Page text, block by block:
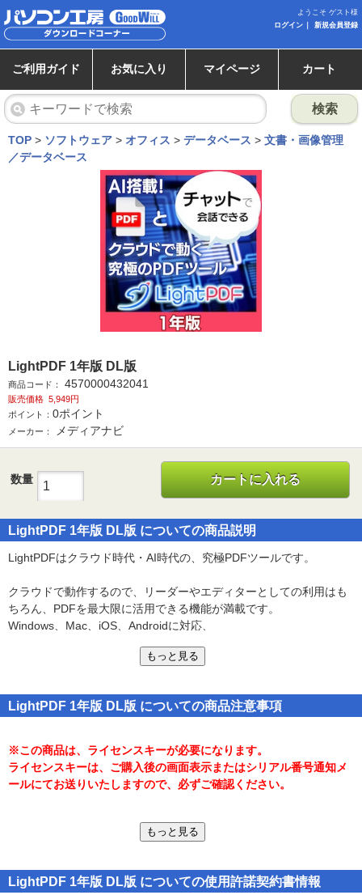
ようこそ ゲスト様
ログイン
新規会員登録
ご利用ガイド お気に入り マイページ カート
検索
TOP > ソフトウェア > オフィス > データベース > 文書・画像管理
／データベース
LightPDF 1年版 DL版
商品コード： 4570000432041
販売価格 5,949円
ポイント： 0ポイント
メーカー： メディアナビ
数量 カートに入れる
LightPDF 1年版 DL版 についての商品説明
LightPDFはクラウド時代・AI時代の、究極PDFツールです。
クラウドで動作するので、リーダーやエディターとしての利用はも
ちろん、PDFを最大限に活用できる機能が満載です。
Windows、Mac、iOS、Androidに対応、
・ブラウザー上で利用可能(Windows、iOS、Androidの専用アプリあ
り)
PDF編集：編集、分割、結合、圧縮、OCR、パスワード保護、パス
ワード解除、回転、注釈追加、透かし追加、署名
・文書を読み込み質問するだけ
もっと見る
LightPDF 1年版 DL版 についての商品注意事項
※この商品は、ライセンスキーが必要になります。
ライセンスキーは、ご購入後の画面表示またはシリアル番号通知メ
ールにてお送りいたしますので、必ずご確認ください。
す。最新の情報は製品情報サイトをご確認ください。
https://www.medianavi.co.jp/product/lightpdf/lightpdf.html
もっと見る
LightPDF 1年版 DL版 についての使用許諾契約書情報